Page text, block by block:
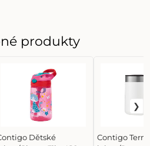
produkty
Dětské
Contigo